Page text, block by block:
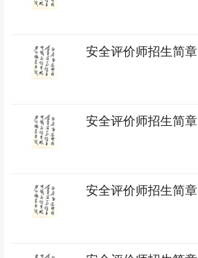
安全评价师招生简章
安全评价师招生简章
安全评价师招生简章